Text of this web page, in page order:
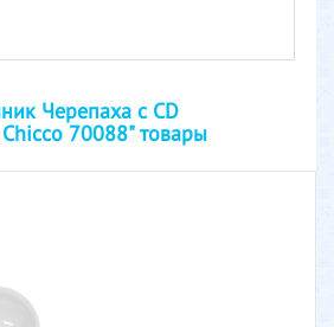
Черепаха с CD
70088" товары